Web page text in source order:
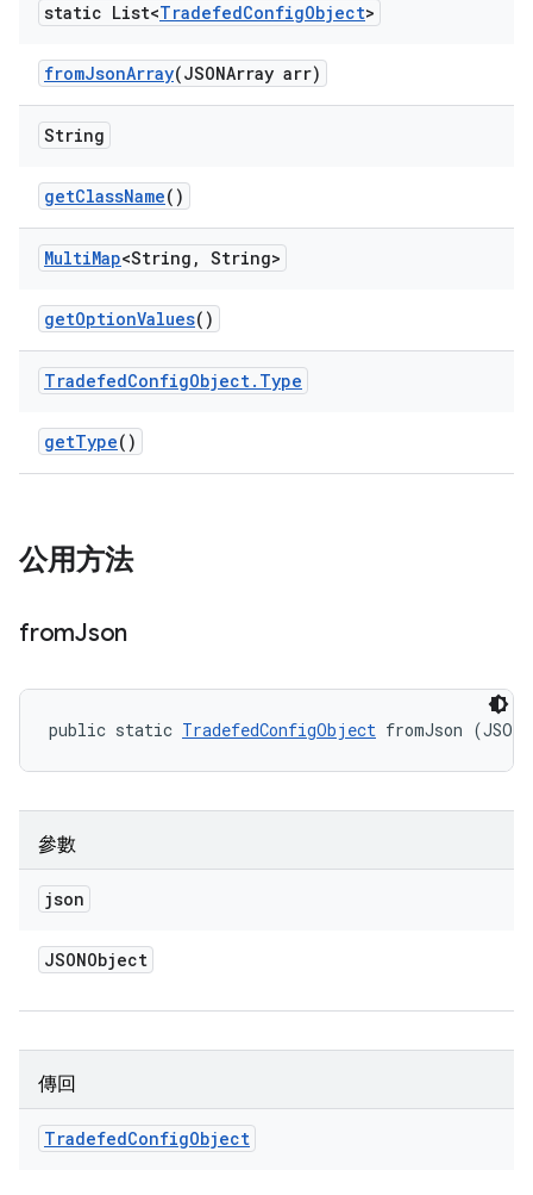
static List<TradefedConfigObject>
fromJsonArray(JSONArray arr)
String
getClassName()
MultiMap<String , String>
getOptionValues()
TradefedConfigObject. Type
getType()
公用方法
fromJson
public static TradefedConfigObject fromJson
參數
json
JSONObject
傳回
TradefedConfigObject